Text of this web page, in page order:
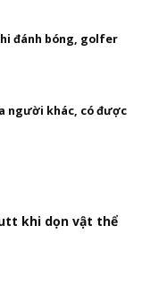
đánh bóng, golfer
người khác, có được
khi dọn vật thể